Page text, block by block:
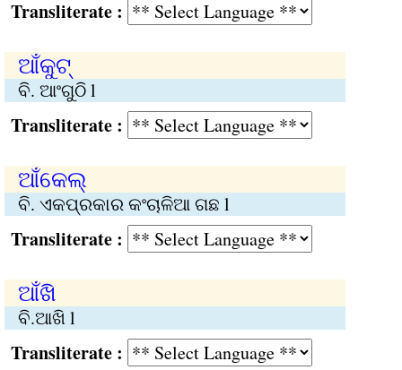
:
ଆଁକୁଟ୍‍
ବି. ଆଂଗୁଠି l
:
ଆଁକେଲ୍‍
ବି. ଏକପ୍ରକାର କଂଚାଳିଆ ଗଛ l
:
ଆଁଖି
ବି.ଆଖି l
: